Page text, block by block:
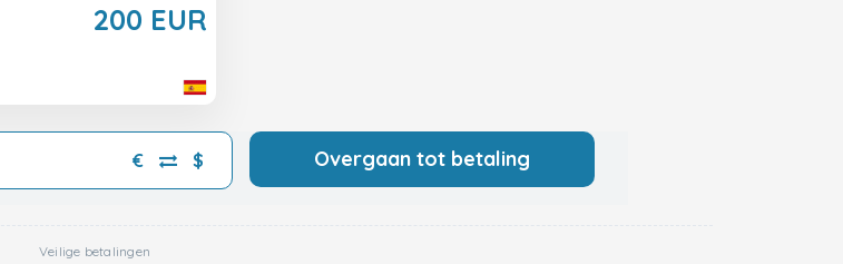
200 EUR
€ $ Overgaan tot betaling
Veilige betalingen